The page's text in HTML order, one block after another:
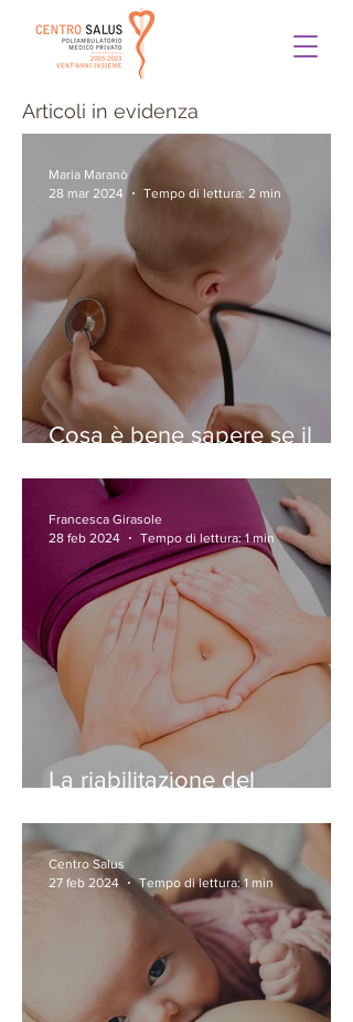
Articoli in evidenza
Cosa è bene sapere se il
bronchiolite
Maria Maranò
28 mar 2024
Tempo di lettura: 2 min
La riabilitazione del
Francesca Girasole
28 feb 2024
Tempo di lettura: 1 min
Centro Salus
27 feb 2024
Tempo di lettura: 1 min